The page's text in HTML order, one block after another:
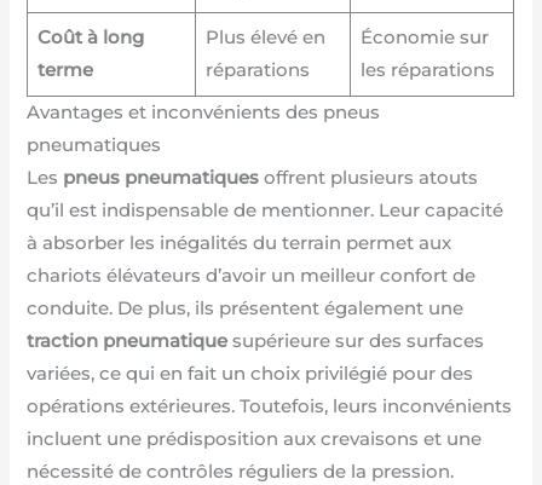
Coût à long
terme
Plus élevé en
réparations
Économie sur
les réparations
Avantages et inconvénients des pneus
pneumatiques
Les pneus pneumatiques offrent plusieurs atouts
qu’il est indispensable de mentionner. Leur capacité
à absorber les inégalités du terrain permet aux
chariots élévateurs d’avoir un meilleur confort de
conduite. De plus, ils présentent également une
traction pneumatique supérieure sur des surfaces
variées, ce qui en fait un choix privilégié pour des
opérations extérieures. Toutefois, leurs inconvénients
incluent une prédisposition aux crevaisons et une
nécessité de contrôles réguliers de la pression.